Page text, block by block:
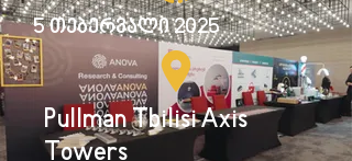
5 თებერვალი 2025
Pullman Tbilisi Axis
Towers